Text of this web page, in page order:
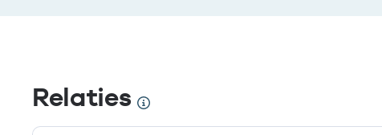
Relaties